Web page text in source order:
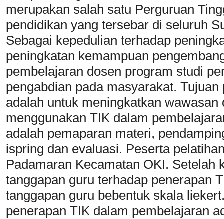
merupakan salah satu Perguruan
pendidikan yang tersebar di seluruh
Sebagai kepedulian terhadap
peningkatan kemampuan
pembelajaran dosen program studi
pengabdian pada masyarakat.
adalah untuk meningkatkan
menggunakan TIK dalam
adalah pemaparan materi,
ispring dan evaluasi. Peserta
Padamaran Kecamatan OKI. Setelah
tanggapan guru terhadap penerapan
tanggapan guru bebentuk skala
penerapan TIK dalam pembelajaran